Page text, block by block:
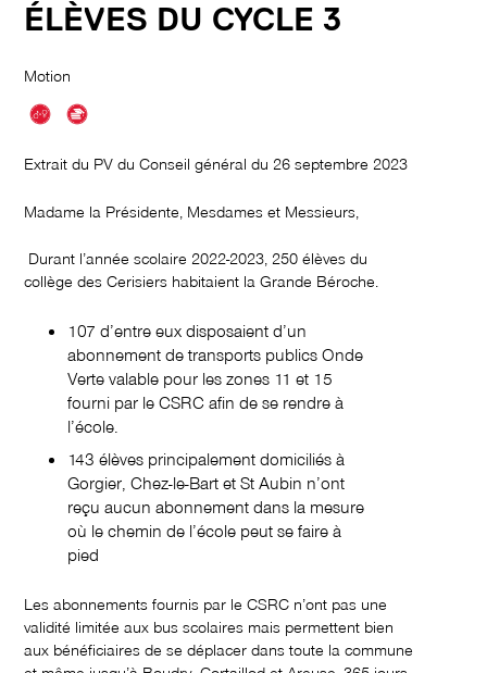
ÉLÈVES DU CYCLE 3
Motion
Extrait du PV du Conseil général du 26 septembre 2023
Madame la Présidente, Mesdames et Messieurs,
Durant l’année scolaire 2022-2023, 250 élèves du
collège des Cerisiers habitaient la Grande Béroche.
107 d’entre eux disposaient d’un
abonnement de transports publics Onde
Verte valable pour les zones 11 et 15
fourni par le CSRC afin de se rendre à
l’école.
143 élèves principalement domiciliés à
Gorgier, Chez-le-Bart et St Aubin n’ont
reçu aucun abonnement dans la mesure
où le chemin de l’école peut se faire à
pied
Les abonnements fournis par le CSRC n’ont pas une
validité limitée aux bus scolaires mais permettent bien
aux bénéficiaires de se déplacer dans toute la commune